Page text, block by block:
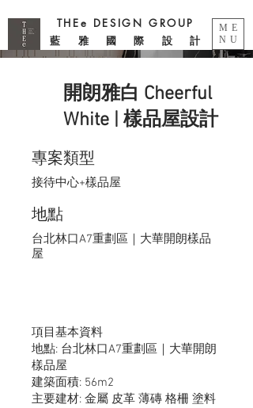
ME
NU
藍 雅 國 際 設 計
THEe DESIGN GROUP
開朗雅白 Cheerful
White | 樣品屋設計
專案類型
接待中心+樣品屋
地點
台北林口A7重劃區｜大華開朗樣品
屋
項目基本資料
地點: 台北林口A7重劃區｜大華開朗
樣品屋
建築面積: 56m2
主要建材: 金屬 皮革 薄磚 格柵 塗料